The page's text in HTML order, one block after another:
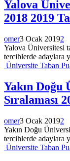
Yalova
2018 2019
omer3 Ocak 20192
Yalova Üniversitesi
tercihlerde adaylara
Üniversite Taban
Yakın Doğu
Sıralaması
omer3 Ocak 20192
Yakın Doğu
tercihlerde adaylara
Üniversite Taban